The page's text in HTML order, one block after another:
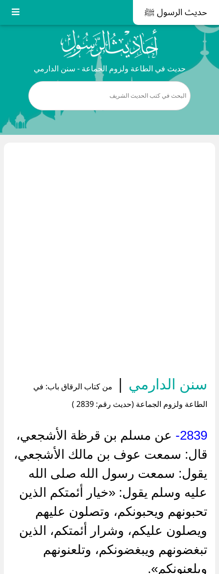
حديث الرسول ﷺ
حديث في الطاعة ولزوم الجماعة - سنن الدارمي
سنن الدارمي |
من كتاب الرقاق باب: في
الطاعة ولزوم الجماعة (حديث رقم: 2839 )
2839-
عن مسلم بن قرظة الأشجعي،
قال: سمعت عوف بن مالك الأشجعي،
يقول: سمعت رسول الله صلى الله
عليه وسلم يقول: «خيار أئمتكم الذين
تحبونهم ويحبونكم، وتصلون عليهم
ويصلون عليكم، وشرار أئمتكم، الذين
تبغضونهم ويبغضونكم، وتلعنونهم
ويلعنونكم».